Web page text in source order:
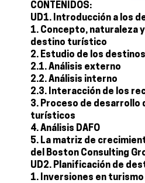
CONTENIDOS:
UD1. Introducción a los
1. Concepto, naturaleza
destino turístico
2. Estudio de los
2.1. Análisis externo
2.2. Análisis interno
2.3. Interacción de los
3. Proceso de desarrollo
turísticos
4. Análisis DAFO
5. La matriz de
del Boston Consulting
UD2. Planificación de
1. Inversiones en turismo